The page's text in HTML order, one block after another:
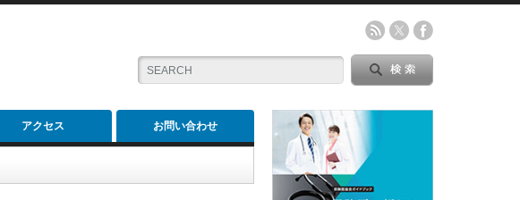
アクセス お問い合わせ